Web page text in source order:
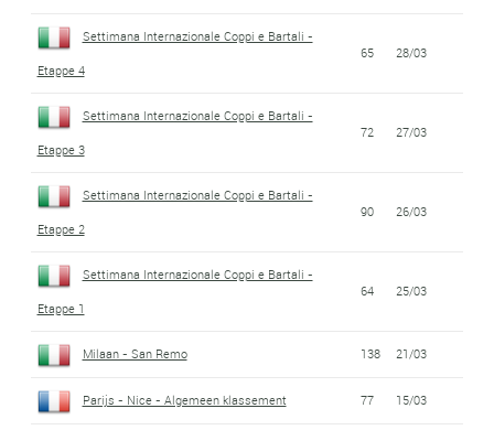
Settimana Internazionale Coppi e Bartali -
Etappe 4
65 28/03
Settimana Internazionale Coppi e Bartali -
Etappe 3
72 27/03
Settimana Internazionale Coppi e Bartali -
Etappe 2
90 26/03
Settimana Internazionale Coppi e Bartali -
Etappe 1
64 25/03
Milaan - San Remo 138 21/03
Parijs - Nice - Algemeen klassement 77 15/03